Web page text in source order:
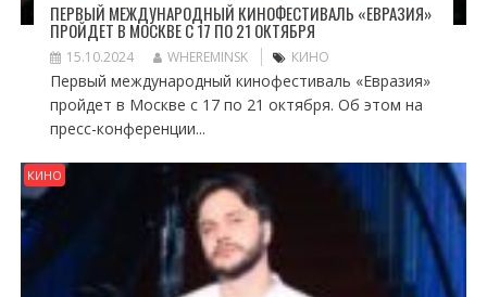
ПЕРВЫЙ МЕЖДУНАРОДНЫЙ КИНОФЕСТИВАЛЬ «ЕВРАЗИЯ»
ПРОЙДЕТ В МОСКВЕ С 17 ПО 21 ОКТЯБРЯ
15.10.2024 WHEREMINSK КИНО
Первый международный кинофестиваль «Евразия»
пройдет в Москве с 17 по 21 октября. Об этом на
пресс-конференции...
КИНО